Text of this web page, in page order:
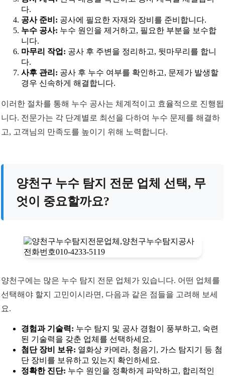
다.
공사 준비: 공사에 필요한 자재와 장비를 준비합니다.
누수 공사: 누수 원인을 제거하고, 필요한 부분을 보수합
니다.
마무리 작업: 공사 후 주변을 정리하고, 뒷마무리를 합니
다.
사후 관리: 공사 후 누수 여부를 확인하고, 문제가 발생할
경우 신속하게 해결합니다.
이러한 절차를 통해 누수 공사는 체계적이고 효율적으로 진행됩
니다. 전문가는 각 단계별로 최선을 다하여 누수 문제를 해결하
고, 고객님의 만족도를 높이기 위해 노력합니다.
양천구 누수 탐지 전문 업체 선택, 무
엇이 중요할까요?
양천구에는 많은 누수 탐지 전문 업체가 있습니다. 어떤 업체를
선택해야 할지 고민이시라면, 다음과 같은 점들을 고려해 보세
요.
경험과 기술력: 누수 탐지 및 공사 경험이 풍부하고, 숙련
된 기술력을 갖춘 업체를 선택하세요.
첨단 장비 보유: 열화상 카메라, 청음기, 가스 탐지기 등 첨
단 장비를 보유하고 있는지 확인하세요.
정확한 진단: 누수 원인을 정확하게 파악하고, 합리적인